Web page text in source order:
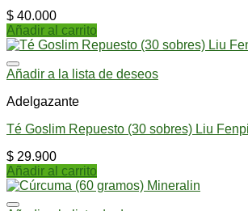
$ 40.000
Añadir al carrito
Añadir a la lista de deseos
Adelgazante
Té Goslim Repuesto (30 sobres) Liu
$ 29.900
Añadir al carrito